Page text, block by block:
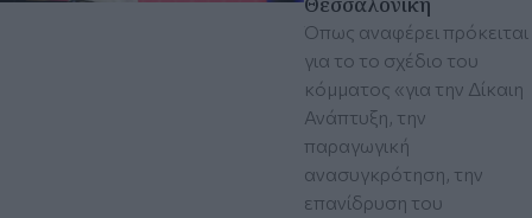
Όπως αναφέρει πρόκειται
για το το σχέδιο του
κόμματος «για την Δίκαιη
Ανάπτυξη, την
παραγωγική
ανασυγκρότηση, την
επανίδρυση του